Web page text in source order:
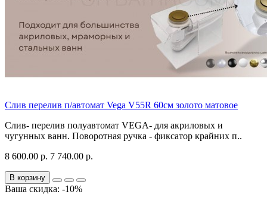
Слив перелив п/автомат Vega V55R 60см золото матовое
Слив- перелив полуавтомат VEGA- для акриловых и
чугунных ванн. Поворотная ручка - фиксатор крайних п..
8 600.00 р. 7 740.00 р.
В корзину
Ваша скидка: -10%